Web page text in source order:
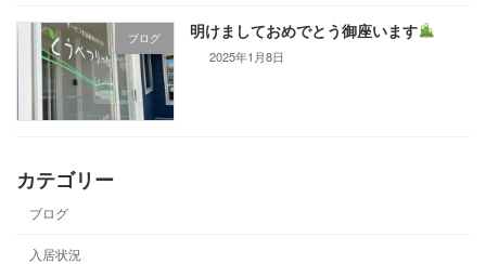
ブログ 明けましておめでとう御座います
2025年1月8日
カテゴリー
ブログ
入居状況